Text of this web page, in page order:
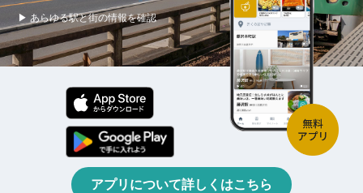
▶ あらゆる駅と街の情報を確認
アプリについて詳しくはこちら